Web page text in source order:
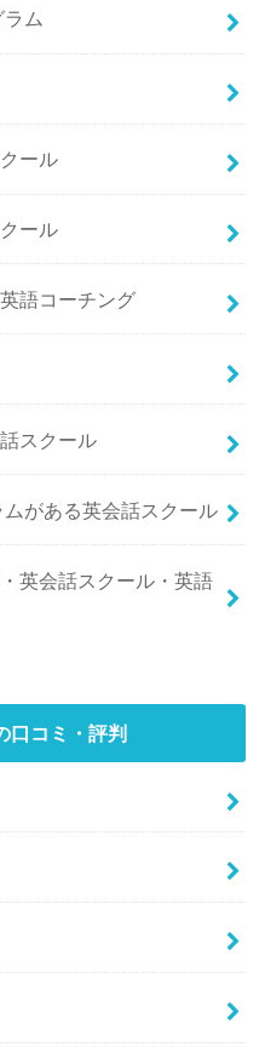
ム
ール
ール
語コーチング
スクール
がある英会話スクール
英会話スクール・英語
口コミ・評判